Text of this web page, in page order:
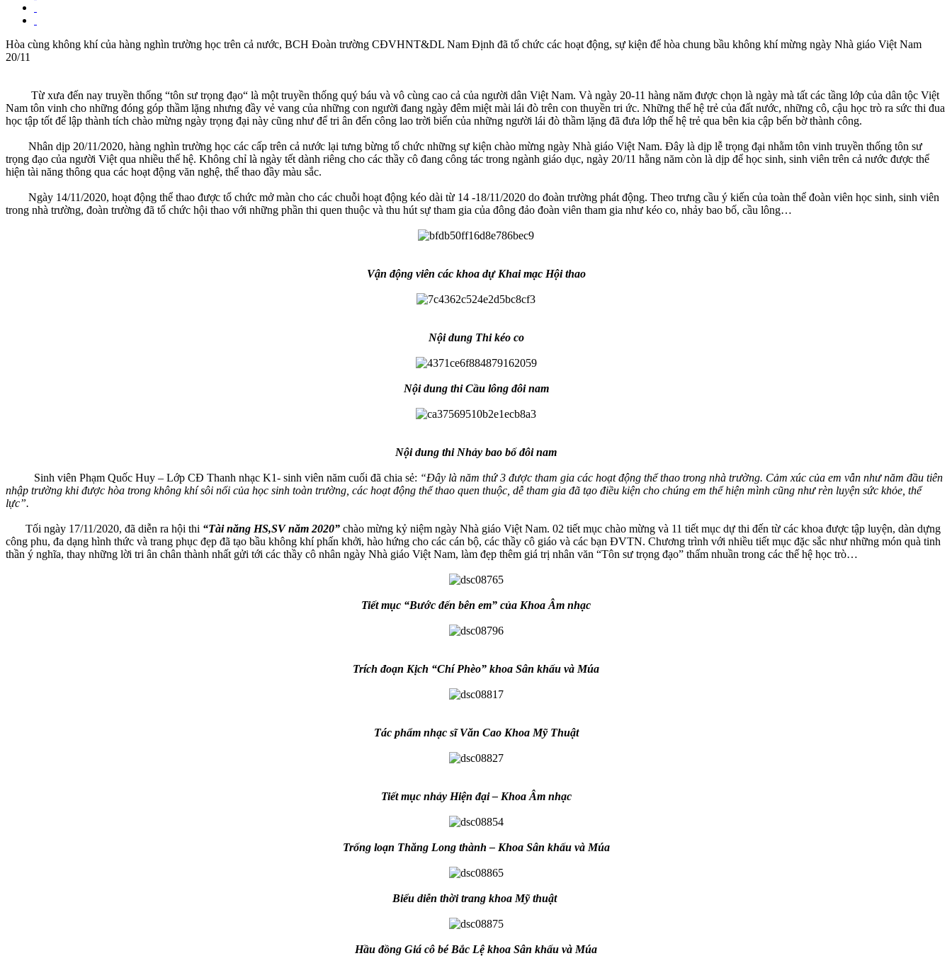
Hòa cùng không khí của hàng nghìn trường học trên cả nước, BCH Đoàn trường CĐVHNT&DL Nam Định đã tổ chức các hoạt động, sự kiện để hòa chung bầu không khí mừng ngày Nhà giáo Việt Nam
20/11
Từ xưa đến nay truyền thống “tôn sư trọng đạo“ là một truyền thống quý báu và vô cùng cao cả của người dân Việt Nam. Và ngày 20-11 hàng năm được chọn là ngày mà tất các tầng lớp của dân tộc Việt
Nam tôn vinh cho những đóng góp thầm lặng nhưng đầy vẻ vang của những con người đang ngày đêm miệt mài lái đò trên con thuyền tri ức. Những thế hệ trẻ của đất nước, những cô, cậu học trò ra sức thi đua
học tập tốt để lập thành tích chào mừng ngày trọng đại này cũng như để tri ân đến công lao trời biển của những người lái đò thầm lặng đã đưa lớp thế hệ trẻ qua bên kia cập bến bờ thành công.
Nhân dịp 20/11/2020, hàng nghìn trường học các cấp trên cả nước lại tưng bừng tổ chức những sự kiện chào mừng ngày Nhà giáo Việt Nam. Đây là dịp lễ trọng đại nhằm tôn vinh truyền thống tôn sư
trọng đạo của người Việt qua nhiều thế hệ. Không chỉ là ngày tết dành riêng cho các thầy cô đang công tác trong ngành giáo dục, ngày 20/11 hằng năm còn là dịp để học sinh, sinh viên trên cả nước được thể
hiện tài năng thông qua các hoạt động văn nghệ, thể thao đầy màu sắc.
Ngày 14/11/2020, hoạt động thể thao được tổ chức mở màn cho các chuỗi hoạt động kéo dài từ 14 -18/11/2020 do đoàn trường phát động. Theo trưng cầu ý kiến của toàn thể đoàn viên học sinh, sinh viên
trong nhà trường, đoàn trường đã tổ chức hội thao với những phần thi quen thuộc và thu hút sự tham gia của đông đảo đoàn viên tham gia như kéo co, nhảy bao bố, cầu lông…
Vận động viên các khoa dự Khai mạc Hội thao
Nội dung Thi kéo co
Nội dung thi Cầu lông đôi nam
Nội dung thi Nhảy bao bố đôi nam
Sinh viên Phạm Quốc Huy – Lớp CĐ Thanh nhạc K1- sinh viên năm cuối đã chia sẻ: “Đây là năm thứ 3 được tham gia các hoạt động thể thao trong nhà trường. Cảm xúc của em vẫn như năm đầu tiên
nhập trường khi được hòa trong không khí sôi nổi của học sinh toàn trường, các hoạt động thể thao quen thuộc, dễ tham gia đã tạo điều kiện cho chúng em thể hiện mình cũng như rèn luyện sức khỏe, thể
lực”.
Tối ngày 17/11/2020, đã diễn ra hội thi “Tài năng HS,SV năm 2020” chào mừng kỷ niệm ngày Nhà giáo Việt Nam. 02 tiết mục chào mừng và 11 tiết mục dự thi đến từ các khoa được tập luyện, dàn dựng
công phu, đa dạng hình thức và trang phục đẹp đã tạo bầu không khí phấn khởi, hào hứng cho các cán bộ, các thầy cô giáo và các bạn ĐVTN. Chương trình với nhiều tiết mục đặc sắc như những món quà tinh
thần ý nghĩa, thay những lời tri ân chân thành nhất gửi tới các thầy cô nhân ngày Nhà giáo Việt Nam, làm đẹp thêm giá trị nhân văn “Tôn sư trọng đạo” thấm nhuần trong các thế hệ học trò…
Tiết mục “Bước đến bên em” của Khoa Âm nhạc
Trích đoạn Kịch “Chí Phèo” khoa Sân khấu và Múa
Tác phẩm nhạc sĩ Văn Cao Khoa Mỹ Thuật
Tiết mục nhảy Hiện đại – Khoa Âm nhạc
Trống loạn Thăng Long thành – Khoa Sân khấu và Múa
Biểu diễn thời trang khoa Mỹ thuật
Hầu đồng Giá cô bé Bắc Lệ khoa Sân khấu và Múa